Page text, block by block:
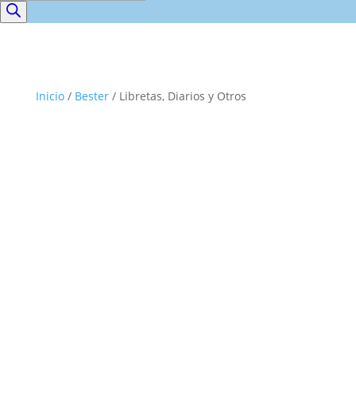
de
productos
Inicio/ Bester/ Libretas, Diarios y Otros